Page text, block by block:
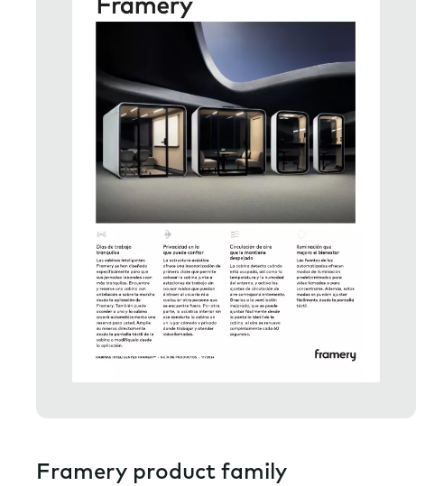
Framery product family